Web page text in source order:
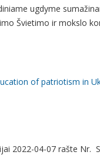
ugdyme
Švietimo ir mokslo
of patriotism in
2022-04-07 rašte Nr.